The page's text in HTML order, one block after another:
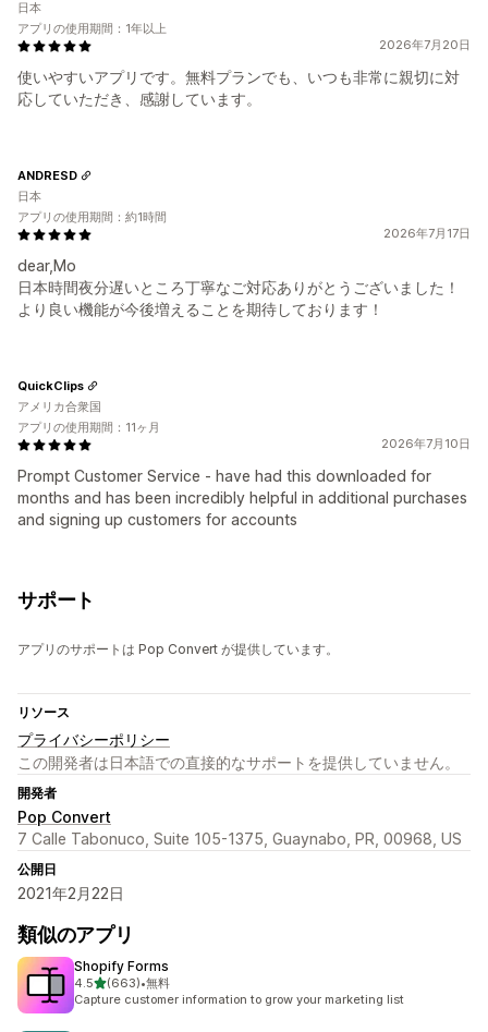
2026年7月20日
使いやすいアプリです。無料プランでも、いつも非常に親切に対
応していただき、感謝しています。
日本
アプリの使用期間：1年以上
2026年7月17日
dear,Mo
日本時間夜分遅いところ丁寧なご対応ありがとうございました！
より良い機能が今後増えることを期待しております！
ANDRESD
日本
アプリの使用期間：約1時間
2026年7月10日
Prompt Customer Service - have had this downloaded for
months and has been incredibly helpful in additional purchases
and signing up customers for accounts
QuickClips
アメリカ合衆国
アプリの使用期間：11ヶ月
サポート
アプリのサポートは Pop Convert が提供しています。
リソース
プライバシーポリシー
この開発者は日本語での直接的なサポートを提供していません。
開発者
Pop Convert
7 Calle Tabonuco, Suite 105-1375, Guaynabo, PR, 00968, US
公開日
2021年2月22日
類似のアプリ
Shopify Forms
4.55つ星中
(663)
合計レビュー数：663件
•無料
Capture customer information to grow your marketing list